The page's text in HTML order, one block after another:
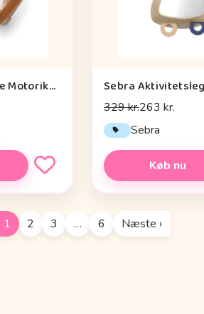
Liewood Annemette Motorikbold - Mustard Multi Mix
329 kr.263 kr.
Sebra
Køb nu
1 2 3 … 6 Næste ›